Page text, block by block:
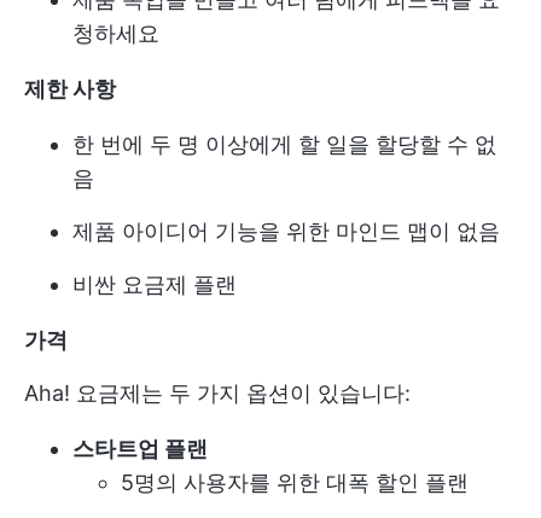
청하세요
제한 사항
한 번에 두 명 이상에게 할 일을 할당할 수 없
음
제품 아이디어 기능을 위한 마인드 맵이 없음
비싼 요금제 플랜
가격
Aha! 요금제는 두 가지 옵션이 있습니다:
스타트업 플랜
5명의 사용자를 위한 대폭 할인 플랜